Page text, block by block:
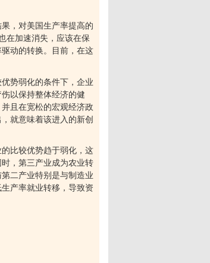
，对美国生产率提高的
在加速消失，应该在保
动的转换。目前，在这
势弱化的条件下，企业
以保持整体经济的健
且在宽松的宏观经济政
就意味着该进入的新创
比较优势趋于弱化，这
，第三产业成为农业转
二产业特别是与制造业
产率就业转移，导致资